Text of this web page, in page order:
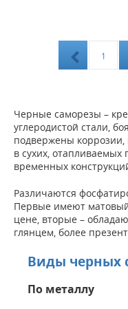
1
Черные саморезы –
углеродистой стали,
подвержены коррозии,
в сухих,
временных
Различаются
Первые имеют
цене, вторые –
глянцем, более
Виды черных
По металлу